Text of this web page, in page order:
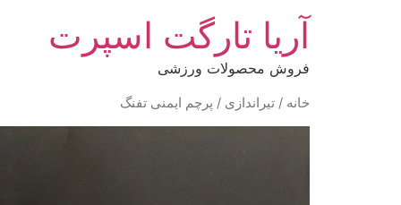
آریا تارگت اسپرت
فروش محصولات ورزشی
خانه / تیراندازی / پرچم ایمنی تفنگ